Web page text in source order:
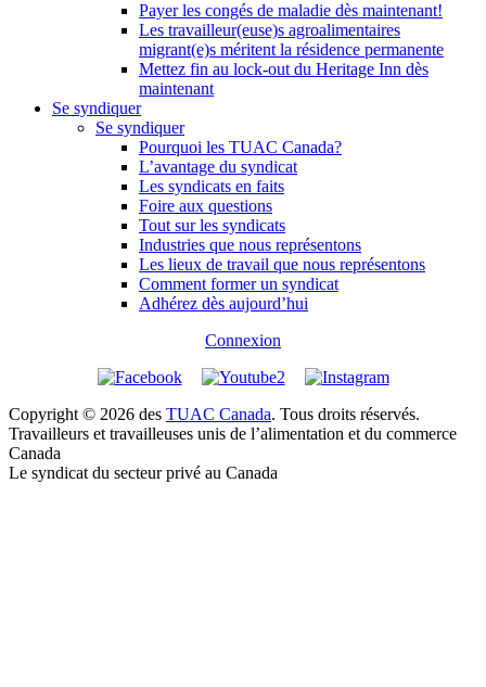
Payer les congés de maladie dès maintenant!
Les travailleur(euse)s agroalimentaires
migrant(e)s méritent la résidence permanente
Mettez fin au lock-out du Heritage Inn dès
maintenant
Se syndiquer
Se syndiquer
Pourquoi les TUAC Canada?
L’avantage du syndicat
Les syndicats en faits
Foire aux questions
Tout sur les syndicats
Industries que nous représentons
Les lieux de travail que nous représentons
Comment former un syndicat
Adhérez dès aujourd’hui
Connexion
Copyright © 2026 des TUAC Canada. Tous droits réservés.
Travailleurs et travailleuses unis de l’alimentation et du commerce
Canada
Le syndicat du secteur privé au Canada